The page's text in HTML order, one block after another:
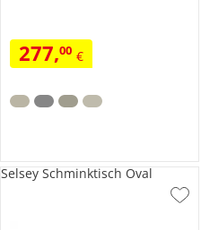
277,00 €
Selsey Schminktisch Oval